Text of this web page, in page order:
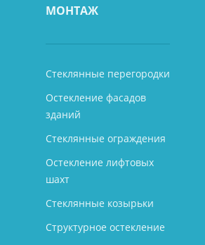
МОНТАЖ
Стеклянные перегородки
Остекление фасадов
зданий
Стеклянные ограждения
Остекление лифтовых
шахт
Стеклянные козырьки
Структурное остекление